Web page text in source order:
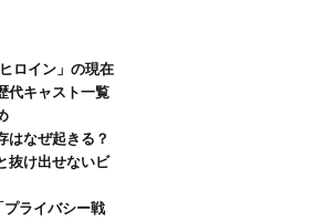
代キャスト一覧
抜け出せないビ